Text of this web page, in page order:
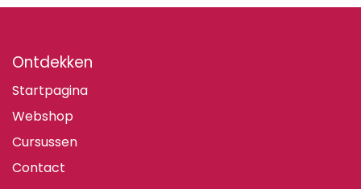
Ontdekken
Startpagina
Webshop
Cursussen
Contact